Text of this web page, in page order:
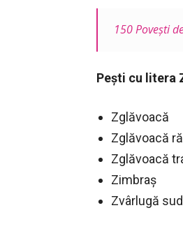
150 Poveşti
Pești cu litera
Zglăvoacă
Zglăvoacă
Zglăvoacă
Zimbraş
Zvârlugă